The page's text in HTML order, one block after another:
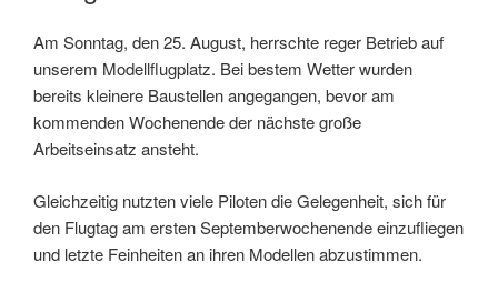
Am Sonntag, den 25. August, herrschte reger Betrieb auf
unserem Modellflugplatz. Bei bestem Wetter wurden
bereits kleinere Baustellen angegangen, bevor am
kommenden Wochenende der nächste große
Arbeitseinsatz ansteht.
Gleichzeitig nutzten viele Piloten die Gelegenheit, sich für
den Flugtag am ersten Septemberwochenende einzufliegen
und letzte Feinheiten an ihren Modellen abzustimmen.